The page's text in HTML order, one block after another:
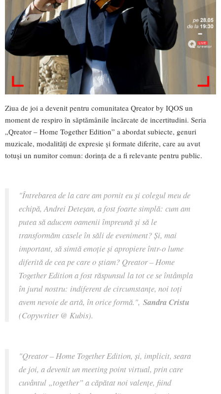
Ziua de joi a devenit pentru comunitatea Qreator by IQOS un
moment de respiro în săptămânile încărcate de incertitudini. Seria
„Qreator – Home Together Edition” a abordat subiecte, genuri
muzicale, modalități de expresie și formate diferite, care au avut
totuși un numitor comun: dorința de a fi relevante pentru public.
"Întrebarea de la care am pornit eu și colegul meu de
echipă, Andrei Deteșan, a fost foarte simplă: cum am
putea să aducem oamenii împreună și să le
transformăm casele în săli de eveniment? Și, mai
important, să simtă emoție și apropiere într-o lume
diferită de cea pe care o știam? Qreator – Home
Together Edition a fost răspunsul la tot ce se întâmpla
în jurul nostru: indiferent de circumstanțe, noi toți
avem nevoie de artă, în orice formă.", Sandra Cristu
(Copywriter @ Kubis).
"Qreator – Home Together Edition, și, implicit, seara
de joi, a devenit un meeting point virtual, prin care
cuvântul „together” a căpătat noi valențe, fiind